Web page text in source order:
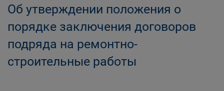
Об утверждении положения о
порядке заключения договоров
подряда на ремонтно-
строительные работы